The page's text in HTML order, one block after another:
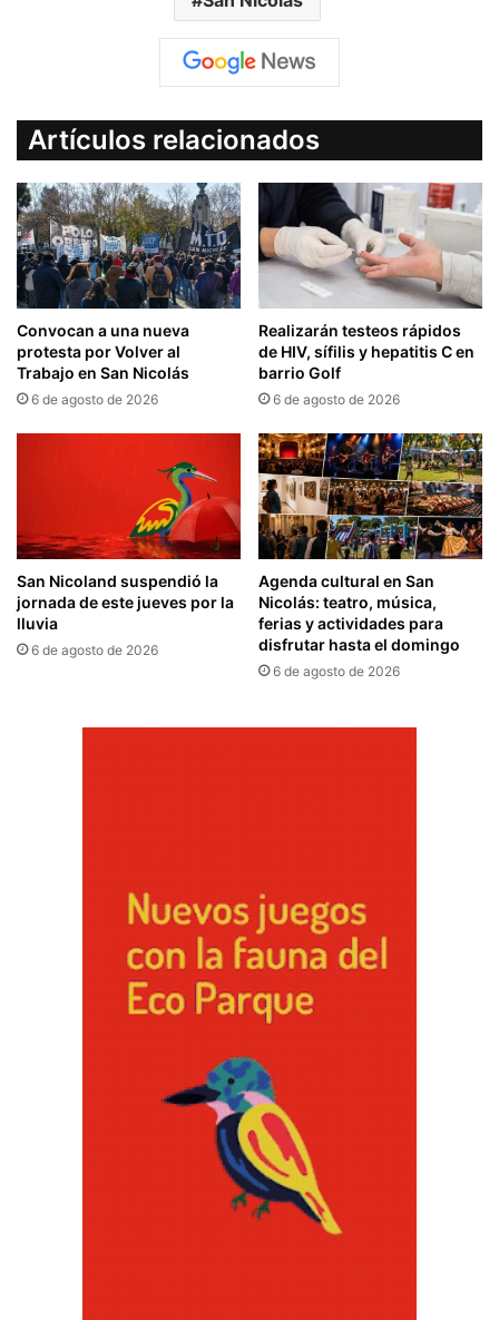
Artículos relacionados
Convocan a una nueva
protesta por Volver al
Trabajo en San Nicolás
6 de agosto de 2026
Realizarán testeos rápidos
de HIV, sífilis y hepatitis C en
barrio Golf
6 de agosto de 2026
San Nicoland suspendió la
jornada de este jueves por la
lluvia
6 de agosto de 2026
Agenda cultural en San
Nicolás: teatro, música,
ferias y actividades para
disfrutar hasta el domingo
6 de agosto de 2026